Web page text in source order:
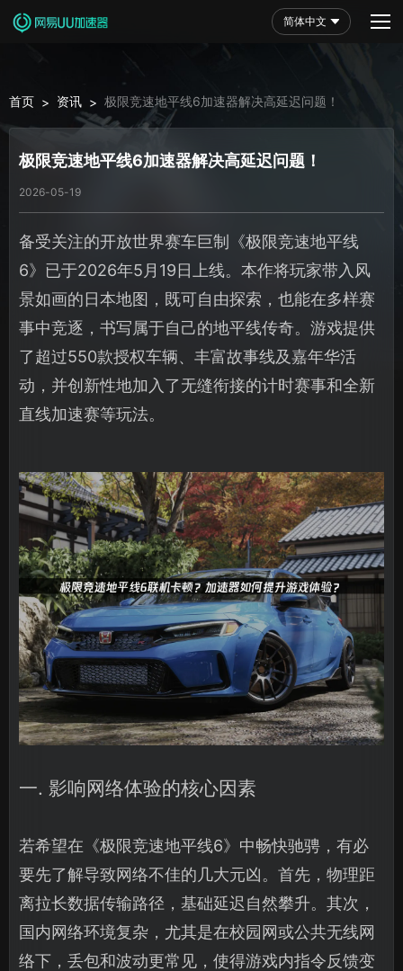
简体中文
首页 > 资讯 > 极限竞速地平线6加速器解决高延迟问题！
极限竞速地平线6加速器解决高延迟问题！
2026-05-19
备受关注的开放世界赛车巨制《极限竞速地平线
6》已于2026年5月19日上线。本作将玩家带入风
景如画的日本地图，既可自由探索，也能在多样赛
事中竞逐，书写属于自己的地平线传奇。游戏提供
了超过550款授权车辆、丰富故事线及嘉年华活
动，并创新性地加入了无缝衔接的计时赛事和全新
直线加速赛等玩法。
一. 影响网络体验的核心因素
若希望在《极限竞速地平线6》中畅快驰骋，有必
要先了解导致网络不佳的几大元凶。首先，物理距
离拉长数据传输路径，基础延迟自然攀升。其次，
国内网络环境复杂，尤其是在校园网或公共无线网
络下，丢包和波动更常见，使得游戏内指令反馈变